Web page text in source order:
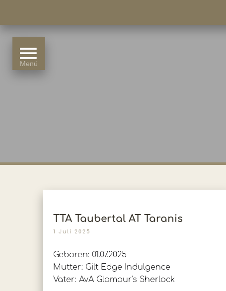
TTA Taubertal AT Taranis
1 Juli 2025
Geboren: 01.07.2025
Mutter: Gilt Edge Indulgence
Vater: AvA Glamour's Sherlock